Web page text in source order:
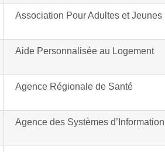
Association Pour Adultes et
Aide Personnalisée au Logement
Agence Régionale de Santé
Agence des Systèmes